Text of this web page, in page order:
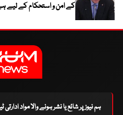
کے امن و استحکام کے لیے
ہم نیوز پر شائع یا نشر ہونے والا مواد